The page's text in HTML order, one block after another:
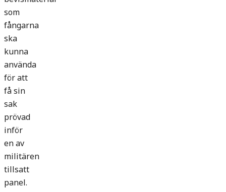
som
fångarna
ska
kunna
använda
för att
få sin
sak
prövad
inför
en av
militären
tillsatt
panel.